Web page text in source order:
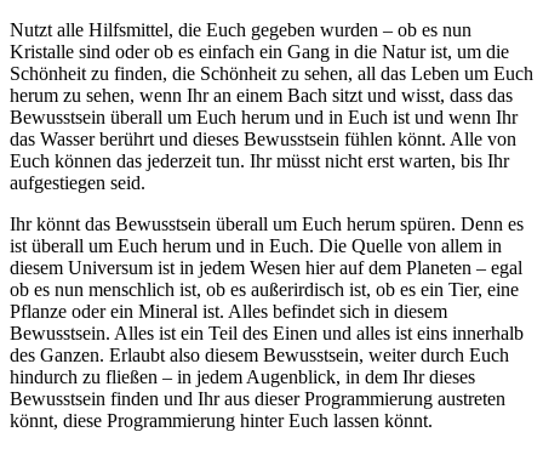
Nutzt alle Hilfsmittel, die Euch gegeben wurden – ob es nun
Kristalle sind oder ob es einfach ein Gang in die Natur ist, um die
Schönheit zu finden, die Schönheit zu sehen, all das Leben um Euch
herum zu sehen, wenn Ihr an einem Bach sitzt und wisst, dass das
Bewusstsein überall um Euch herum und in Euch ist und wenn Ihr
das Wasser berührt und dieses Bewusstsein fühlen könnt. Alle von
Euch können das jederzeit tun. Ihr müsst nicht erst warten, bis Ihr
aufgestiegen seid.
Ihr könnt das Bewusstsein überall um Euch herum spüren. Denn es
ist überall um Euch herum und in Euch. Die Quelle von allem in
diesem Universum ist in jedem Wesen hier auf dem Planeten – egal
ob es nun menschlich ist, ob es außerirdisch ist, ob es ein Tier, eine
Pflanze oder ein Mineral ist. Alles befindet sich in diesem
Bewusstsein. Alles ist ein Teil des Einen und alles ist eins innerhalb
des Ganzen. Erlaubt also diesem Bewusstsein, weiter durch Euch
hindurch zu fließen – in jedem Augenblick, in dem Ihr dieses
Bewusstsein finden und Ihr aus dieser Programmierung austreten
könnt, diese Programmierung hinter Euch lassen könnt.